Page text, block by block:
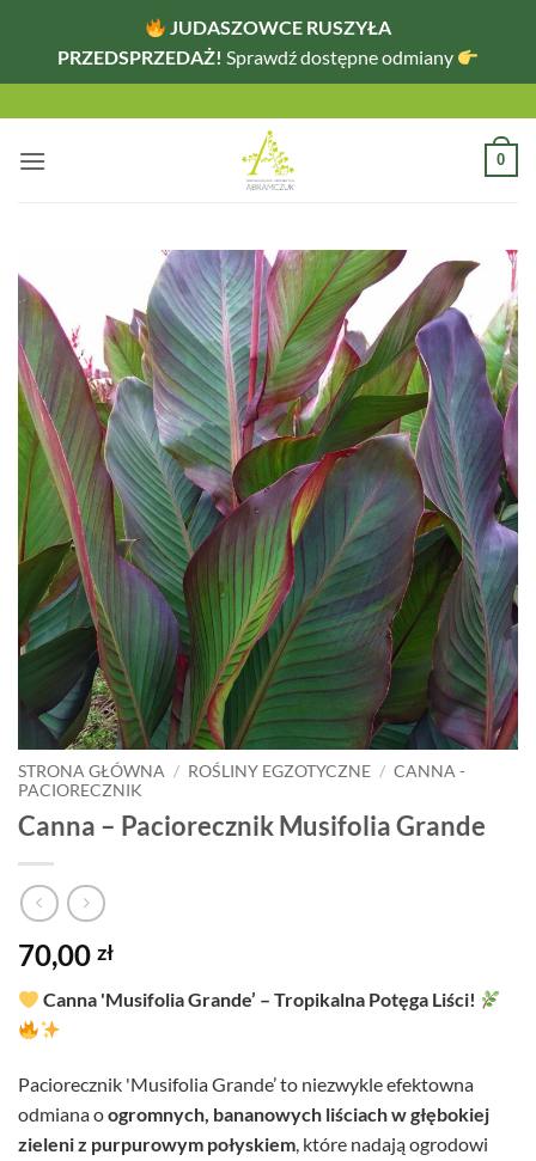
JUDASZOWCE RUSZYŁA
PRZEDSPRZEDAŻ! Sprawdź dostępne odmiany
zawartości
0
STRONA GŁÓWNA / ROŚLINY EGZOTYCZNE / CANNA -
PACIORECZNIK
Canna – Paciorecznik Musifolia Grande
70,00 zł
Canna 'Musifolia Grande’ – Tropikalna Potęga Liści!
Paciorecznik 'Musifolia Grande’ to niezwykle efektowna
odmiana oogromnych, bananowych liściach w głębokiej
zieleni z purpurowym połyskiem, które nadają ogrodowi